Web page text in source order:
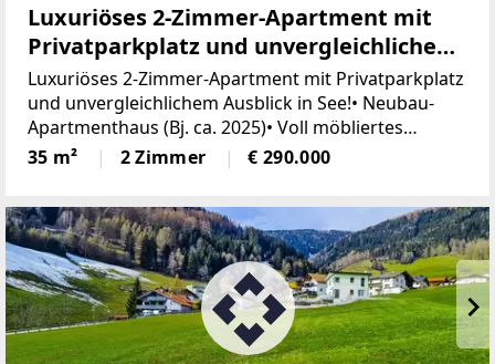
Luxuriöses 2-Zimmer-Apartment mit
Privatparkplatz und unvergleichlichem
Ausblick in See (Top 3)
Luxuriöses 2-Zimmer-Apartment mit Privatparkplatz
und unvergleichlichem Ausblick in See!• Neubau-
Apartmenthaus (Bj. ca. 2025)• Voll möbliertes
Apartment• Wohnfläche ca. 35 m²•
Fußbodenheizung mit Luftwärmepumpe• Sonnige
35 m² 2 Zimmer € 290.000